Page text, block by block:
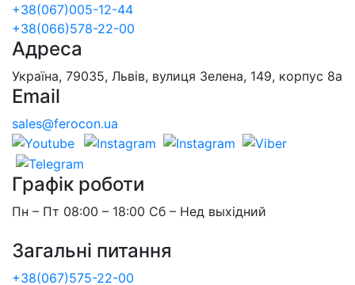
+38(067)005-12-44
+38(066)578-22-00
Адреса
Україна, 79035, Львів, вулиця Зелена, 149, корпус 8а
Email
sales@ferocon.ua
Графік роботи
Пн – Пт 08:00 – 18:00 Сб – Нед выхідний
Загальні питання
+38(067)575-22-00